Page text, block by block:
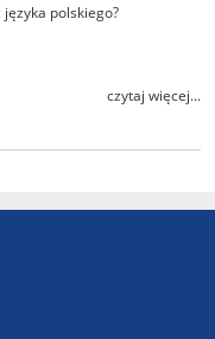
polskiego?
czytaj więcej...